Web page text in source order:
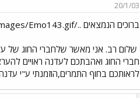
20/1/03
ברוכים הנמצאים ../images/Emo143.gifלדב ואחרים
שלום רב. אני מאשר שלחברי החוג של
חברי החוג ואהבתכם לעדנה ראויים
לראותכם בחוף התמרים,הוזמנתי ע"י